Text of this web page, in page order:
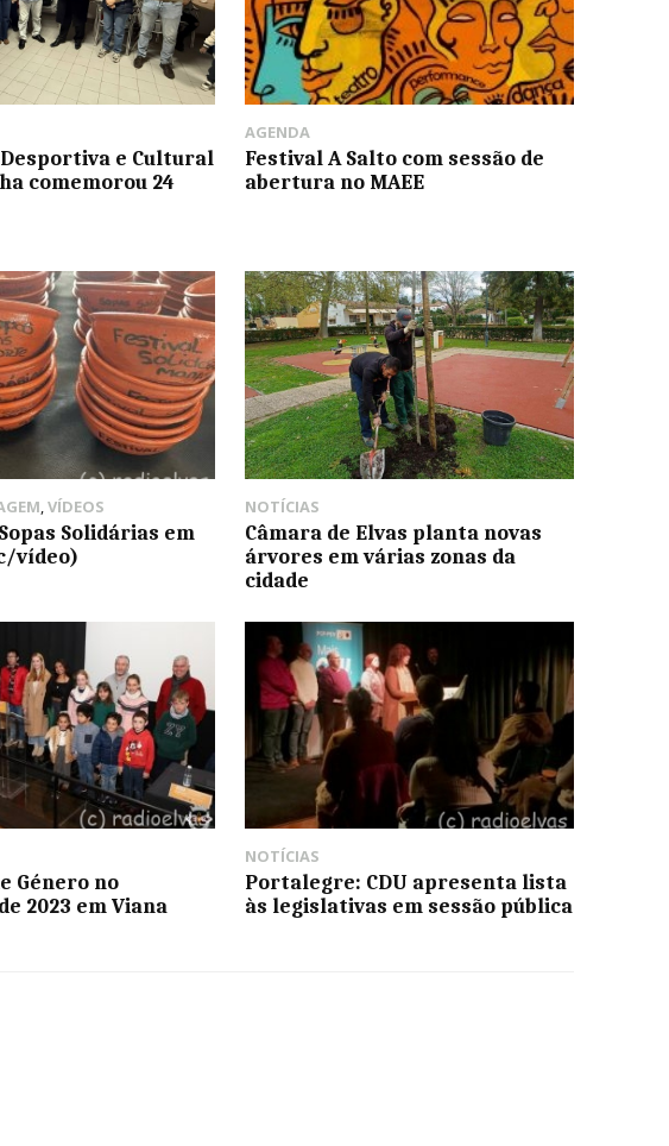
e Cultural
comemorou 24
AGENDA
Festival A Salto com sessão de
abertura no MAEE
VÍDEOS
Solidárias em
vídeo)
NOTÍCIAS
Câmara de Elvas planta novas
árvores em várias zonas da
cidade
Género no
2023 em Viana
NOTÍCIAS
Portalegre: CDU apresenta lista
às legislativas em sessão pública